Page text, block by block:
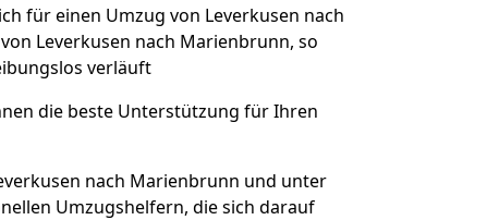
für einen Umzug von Leverkusen nach
Leverkusen nach Marienbrunn, so
verläuft
die beste Unterstützung für Ihren
nach Marienbrunn und unter
Umzugshelfern, die sich darauf